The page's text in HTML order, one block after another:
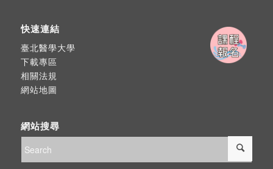
快速連結
臺北醫學大學
下載專區
相關法規
網站地圖
網站搜尋